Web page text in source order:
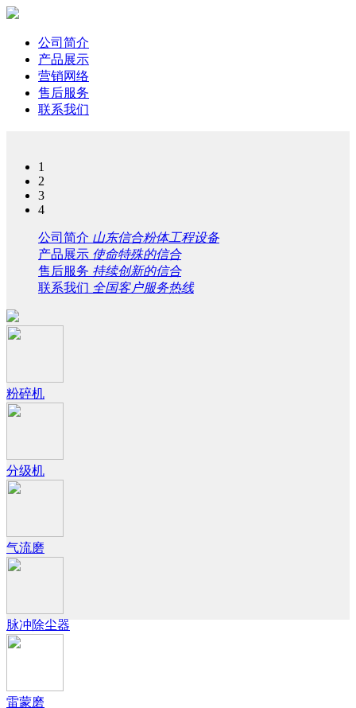
公司简介
产品展示
营销网络
售后服务
联系我们
1
2
3
4
公司简介 山东信合粉体工程设备
产品展示 使命特殊的信合
售后服务 持续创新的信合
联系我们 全国客户服务热线
粉碎机
分级机
气流磨
脉冲除尘器
雷蒙磨